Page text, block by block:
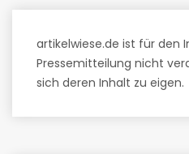
artikelwiese.de ist für den
Pressemitteilung nicht
sich deren Inhalt zu eigen.